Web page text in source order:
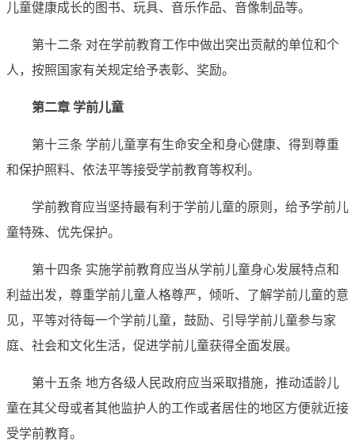
儿童健康成长的图书、玩具、音乐作品、音像制品等。
第十二条 对在学前教育工作中做出突出贡献的单位和个
人，按照国家有关规定给予表彰、奖励。
第二章 学前儿童
第十三条 学前儿童享有生命安全和身心健康、得到尊重
和保护照料、依法平等接受学前教育等权利。
学前教育应当坚持最有利于学前儿童的原则，给予学前儿
童特殊、优先保护。
第十四条 实施学前教育应当从学前儿童身心发展特点和
利益出发，尊重学前儿童人格尊严，倾听、了解学前儿童的意
见，平等对待每一个学前儿童，鼓励、引导学前儿童参与家
庭、社会和文化生活，促进学前儿童获得全面发展。
第十五条 地方各级人民政府应当采取措施，推动适龄儿
童在其父母或者其他监护人的工作或者居住的地区方便就近接
受学前教育。